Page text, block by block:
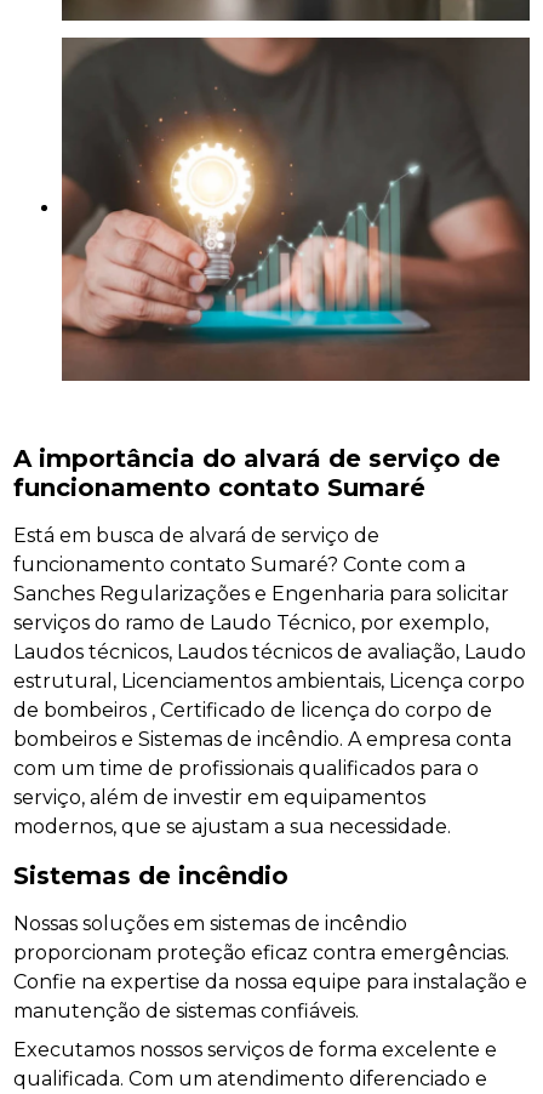
A importância do alvará de serviço de
funcionamento contato Sumaré
Está em busca de alvará de serviço de
funcionamento contato Sumaré? Conte com a
Sanches Regularizações e Engenharia para solicitar
serviços do ramo de Laudo Técnico, por exemplo,
Laudos técnicos, Laudos técnicos de avaliação, Laudo
estrutural, Licenciamentos ambientais, Licença corpo
de bombeiros , Certificado de licença do corpo de
bombeiros e Sistemas de incêndio. A empresa conta
com um time de profissionais qualificados para o
serviço, além de investir em equipamentos
modernos, que se ajustam a sua necessidade.
Sistemas de incêndio
Nossas soluções em sistemas de incêndio
proporcionam proteção eficaz contra emergências.
Confie na expertise da nossa equipe para instalação e
manutenção de sistemas confiáveis.
Executamos nossos serviços de forma excelente e
qualificada. Com um atendimento diferenciado e